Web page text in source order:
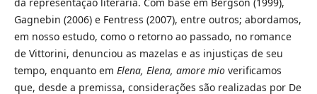
Gagnebin (2006) e Fentress (2007), entre outros; abordamos,
em nosso estudo, como o retorno ao passado, no romance
de Vittorini, denunciou as mazelas e as injustiças de seu
tempo, enquanto em Elena, Elena, amore mioverificamos
que, desde a premissa, considerações são realizadas por De